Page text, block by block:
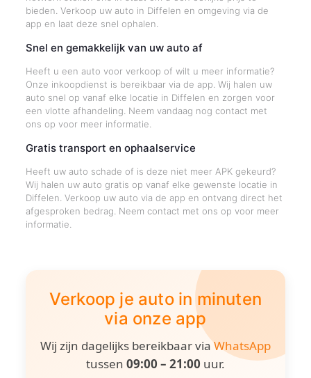
bieden. Verkoop uw auto in Diffelen en omgeving via de
app en laat deze snel ophalen.
Snel en gemakkelijk van uw auto af
Heeft u een auto voor verkoop of wilt u meer informatie?
Onze inkoopdienst is bereikbaar via de app. Wij halen uw
auto snel op vanaf elke locatie in Diffelen en zorgen voor
een vlotte afhandeling. Neem vandaag nog contact met
ons op voor meer informatie.
Gratis transport en ophaalservice
Heeft uw auto schade of is deze niet meer APK gekeurd?
Wij halen uw auto gratis op vanaf elke gewenste locatie in
Diffelen. Verkoop uw auto via de app en ontvang direct het
afgesproken bedrag. Neem contact met ons op voor meer
informatie.
Verkoop je auto in minuten
via onze app
Wij zijn dagelijks bereikbaar viaWhatsApp
tussen 09:00 – 21:00 uur.